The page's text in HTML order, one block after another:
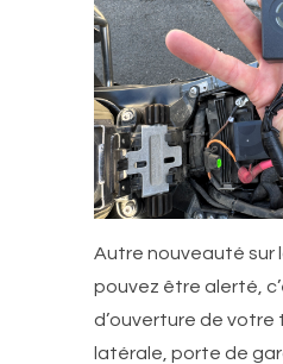
Autre nouveauté sur
pouvez être alerté,
d’ouverture de votre
latérale, porte de